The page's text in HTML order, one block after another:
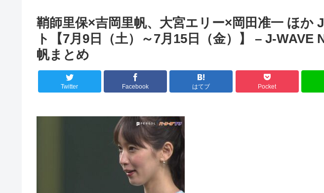
鞘師里保×吉岡里帆、大宮エリー×岡田准一 ほか
ト【7月9日（土）～7月15日（金）】 – J-WAVE
帆まとめ
Twitter Facebook はてブ Pocket